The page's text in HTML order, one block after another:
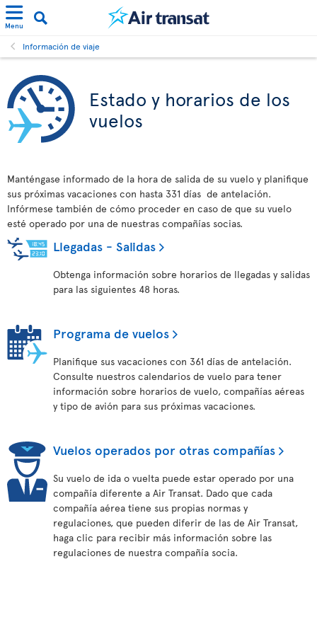
Menu
Información de viaje
Estado y horarios de los
vuelos
Manténgase informado de la hora de salida de su vuelo y planifique
sus próximas vacaciones con hasta 331 días de antelación.
Infórmese también de cómo proceder en caso de que su vuelo
esté operado por una de nuestras compañías socias.
Llegadas - Salidas
Obtenga información sobre horarios de llegadas y salidas
para las siguientes 48 horas.
Programa de vuelos
Planifique sus vacaciones con 361 días de antelación.
Consulte nuestros calendarios de vuelo para tener
información sobre horarios de vuelo, compañías aéreas
y tipo de avión para sus próximas vacaciones.
Vuelos operados por otras compañías
Su vuelo de ida o vuelta puede estar operado por una
compañía diferente a Air Transat. Dado que cada
compañía aérea tiene sus propias normas y
regulaciones, que pueden diferir de las de Air Transat,
haga clic para recibir más información sobre las
regulaciones de nuestra compañía socia.